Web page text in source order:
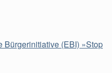
(EBI) »Stop